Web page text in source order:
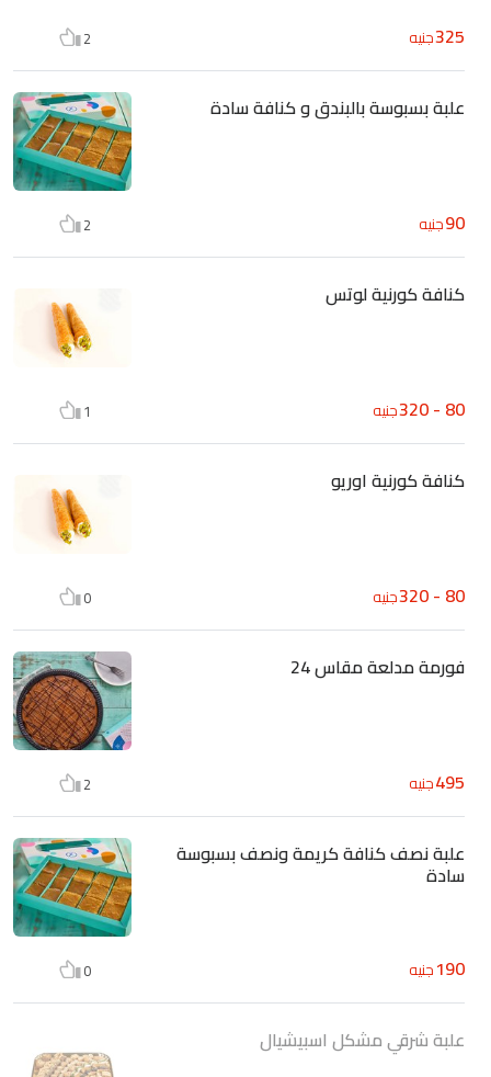
325جنيه 2
علبة بسبوسة بالبندق و كنافة سادة
90جنيه 2
كنافة كورنية لوتس
80 - 320 جنيه 1
كنافة كورنية اوريو
80 - 320 جنيه 0
فورمة مدلعة مقاس 24
495جنيه 2
علبة نصف كنافة كريمة ونصف بسبوسة
سادة
190جنيه 0
علبة شرقي مشكل اسبيشيال